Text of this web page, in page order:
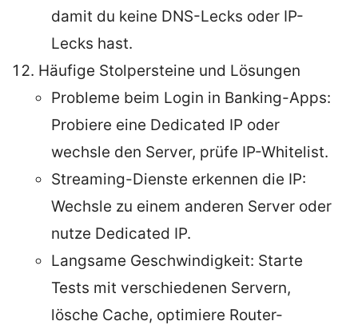
damit du keine DNS-Lecks oder IP-
Lecks hast.
Häufige Stolpersteine und Lösungen
Probleme beim Login in Banking-Apps:
Probiere eine Dedicated IP oder
wechsle den Server, prüfe IP-Whitelist.
Streaming-Dienste erkennen die IP:
Wechsle zu einem anderen Server oder
nutze Dedicated IP.
Langsame Geschwindigkeit: Starte
Tests mit verschiedenen Servern,
lösche Cache, optimiere Router-